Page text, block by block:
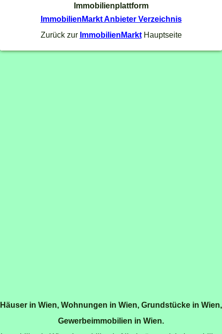
Immobilienplattform
ImmobilienMarkt Anbieter Verzeichnis
Zurück zur ImmobilienMarktHauptseite
Häuser in Wien Wohnungen in Wien Grundstücke in Wien
Gewerbeimmobilien in Wien